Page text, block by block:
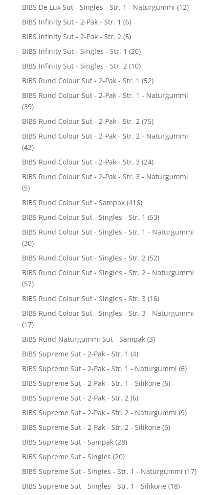
BIBS De Lux Sut - Singles - Str. 1 - Naturgummi (12)
BIBS Infinity Sut - 2-Pak - Str. 1 (6)
BIBS Infinity Sut - 2-Pak - Str. 2 (5)
BIBS Infinity Sut - Singles - Str. 1 (20)
BIBS Infinity Sut - Singles - Str. 2 (10)
BIBS Rund Colour Sut - 2-Pak - Str. 1 (52)
BIBS Rund Colour Sut - 2-Pak - Str. 1 - Naturgummi
(39)
BIBS Rund Colour Sut - 2-Pak - Str. 2 (75)
BIBS Rund Colour Sut - 2-Pak - Str. 2 - Naturgummi
(43)
BIBS Rund Colour Sut - 2-Pak - Str. 3 (24)
BIBS Rund Colour Sut - 2-Pak - Str. 3 - Naturgummi
(5)
BIBS Rund Colour Sut - Sampak (416)
BIBS Rund Colour Sut - Singles - Str. 1 (53)
BIBS Rund Colour Sut - Singles - Str. 1 - Naturgummi
(30)
BIBS Rund Colour Sut - Singles - Str. 2 (52)
BIBS Rund Colour Sut - Singles - Str. 2 - Naturgummi
(57)
BIBS Rund Colour Sut - Singles - Str. 3 (16)
BIBS Rund Colour Sut - Singles - Str. 3 - Naturgummi
(17)
BIBS Rund Naturgummi Sut - Sampak (3)
BIBS Supreme Sut - 2-Pak - Str. 1 (4)
BIBS Supreme Sut - 2-Pak - Str. 1 - Naturgummi (6)
BIBS Supreme Sut - 2-Pak - Str. 1 - Silikone (6)
BIBS Supreme Sut - 2-Pak - Str. 2 (6)
BIBS Supreme Sut - 2-Pak - Str. 2 - Naturgummi (9)
BIBS Supreme Sut - 2-Pak - Str. 2 - Silikone (6)
BIBS Supreme Sut - Sampak (28)
BIBS Supreme Sut - Singles (20)
BIBS Supreme Sut - Singles - Str. 1 - Naturgummi (17)
BIBS Supreme Sut - Singles - Str. 1 - Silikone (18)